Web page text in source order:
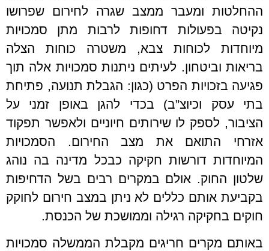
ההחלטות ומעבר ממצב שגרה לחירום שפרושו
נקיטה בפעולות דחופות לרבות מתן סמכויות
מיוחדות לכוחות צבא, משטרה כוחות הצלה
בריאות וביטחון. לעיתים ניתנות סמכויות אלה תוך
פגיעה בזכויות הפרט (כגון: הגבלת תנועה, פתיחת
בתי עסק וכיוצ”ב) בכדי להגן באופן זמני על
הציבור, לספק לו שירותים חיוניים ולאפשר תפקוד
אזרחי התואם את מצב החירום. הסמכויות
המיוחדות דורשות חקיקה כבכל מדינה בה נוהג
שלטון החוק. אולם במקרים רבים בשל הדחיפות
בקביעת אותם כללים לא ניתן במצב חירום לחוקק
חוקים בחקיקה רגילה וממושכת של הכנסת.
באותם מקרים חריגים מקבלת הממשלה סמכויות